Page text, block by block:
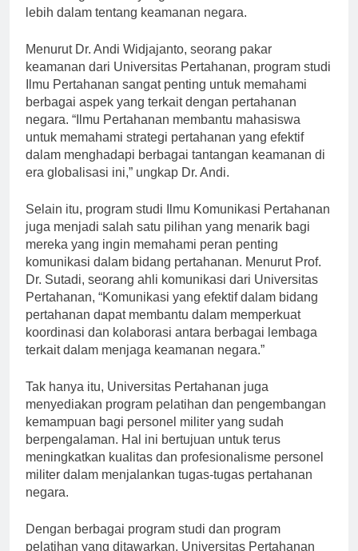
utama bagi mereka yang tertarik dalam memahami
Menurut Dr. Andi Widjajanto, seorang pakar
keamanan dari Universitas Pertahanan, program studi
Ilmu Pertahanan sangat penting untuk memahami
berbagai aspek yang terkait dengan pertahanan
negara. “Ilmu Pertahanan membantu mahasiswa
untuk memahami strategi pertahanan yang efektif
dalam menghadapi berbagai tantangan keamanan di
Selain itu, program studi Ilmu Komunikasi Pertahanan
juga menjadi salah satu pilihan yang menarik bagi
mereka yang ingin memahami peran penting
komunikasi dalam bidang pertahanan. Menurut Prof.
Dr. Sutadi, seorang ahli komunikasi dari Universitas
Pertahanan, “Komunikasi yang efektif dalam bidang
pertahanan dapat membantu dalam memperkuat
koordinasi dan kolaborasi antara berbagai lembaga
Tak hanya itu, Universitas Pertahanan juga
menyediakan program pelatihan dan pengembangan
kemampuan bagi personel militer yang sudah
berpengalaman. Hal ini bertujuan untuk terus
meningkatkan kualitas dan profesionalisme personel
militer dalam menjalankan tugas-tugas pertahanan
Dengan berbagai program studi dan program